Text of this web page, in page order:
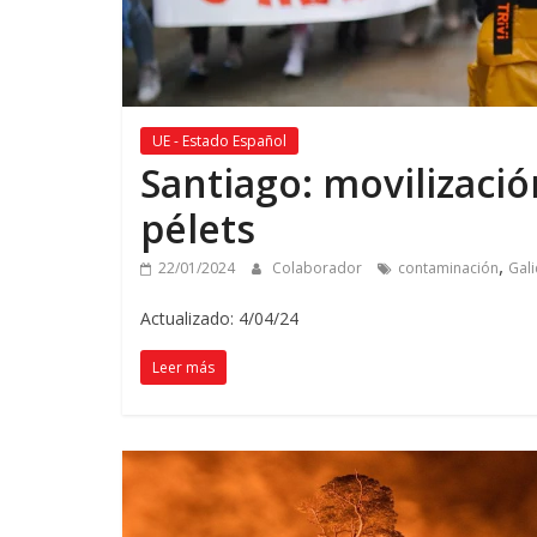
UE - Estado Español
Santiago:
pélets
22/01/2024 Colaborador contaminación,
Actualizado: 4/04/24
Leer más